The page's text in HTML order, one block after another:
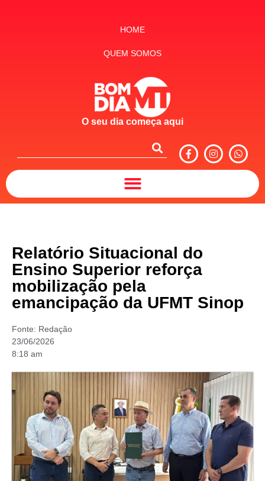
HOME
QUEM SOMOS
O seu dia começa aqui
Relatório Situacional do
Ensino Superior reforça
mobilização pela
emancipação da UFMT Sinop
Fonte: Redação
23/06/2026
8:18 am